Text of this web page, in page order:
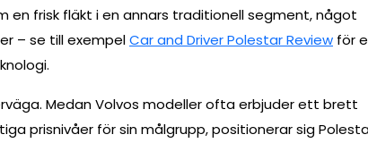
en frisk fläkt i en annars traditionell segment, något
– se till exempelCar and Driver Polestar Review för
Medan Volvos modeller ofta erbjuder ett brett
prisnivåer för sin målgrupp, positionerar sig